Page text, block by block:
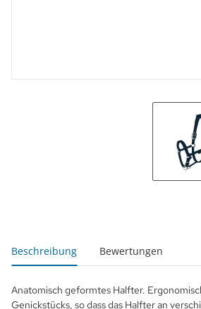
Beschreibung Bewertungen
Anatomisch geformtes Halfter.
Genickstücks, so dass das Halfter an